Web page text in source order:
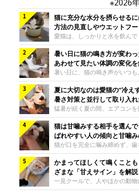
※2026
猫に充分な水分を摂らせる
方法の見直しやウエットフ
入れ方を解説
愛猫は、しっかりと水を飲んで
すか？ 夏場はエアコンで室内
ともあり、猫があまり水を飲ま
も。積極的に水分を摂らせるた
水方法を見直したり、フードか
らせたりする方法があります
師の重本仁先生に、猫に水分
めにできるためできる工夫を教
きました。ボウルの高さを愛猫
このきもち投稿写真ギャラリ
ルの高さは、猫が飲むときに頭
にならないように設定すると飲
しょう。首を深く折り曲げずに
関節や食道への負
暑い日に猫の鳴き方が変わっ
あわせて見たい体調の変化
暑い日に、猫の鳴き声がいつも
かすれる、しつこく鳴くなど
って聞こえることがあります
き、あわせてどのような様子を
よいのでしょうか。暑い日に猫
変わるときの見方や注意した
などについて、ねこのきもち獣
の山口みき先生に伺いました。
変化だけで判断せず、全身の様
てねこのきもち投稿写真ギャ
き方が変わったとき、暑さと関
ように見えることがあります。
き声だけで原因を決めるのは難
や環境の変化を
夏に大切なのは愛猫の“冷え
暑さ対策と並行して取り入
工夫
猛暑が続く夏の間、エアコンを
内を冷やしますよね。しかし
は快適な温度でも、猫にとって
すぎることも。暑さ対策と並行
すぎ対策もしっかりと行うこと
す。今回は獣医師の重本仁先
えすぎを防ぐ4つの対策を教え
ました。（1） 冷房の効いてい
行き来できるようにするねこの
写真ギャラリー猫が寒いと感
猫は甘噛みする相手を選ん
ばれやすい人の傾向と甘噛
猫が口を完全に噛み締めず、歯
度に噛む“甘噛み”。遊びやスキ
ときに繰り出すことがあります
族でも噛まれる頻度に違いがあ
ことも。ねこのきもちWEB
は、飼い主さんたちにアンケ
かまってほしくて鳴くこと
ざまな「甘えサイン」を解説
一見クールで、人やほかの動物
まり求めないように見える猫